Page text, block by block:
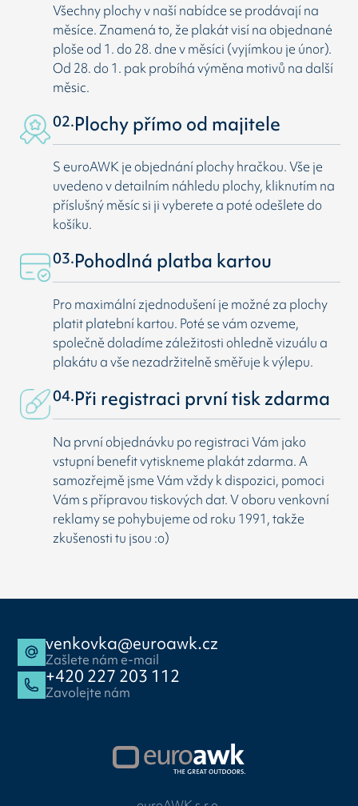
Všechny plochy v naší nabídce se prodávají na
měsíce. Znamená to, že plakát visí na objednané
ploše od 1. do 28. dne v měsíci (vyjímkou je únor).
Od 28. do 1. pak probíhá výměna motivů na další
měsic.
02.Plochy přímo od majitele
S euroAWK je objednání plochy hračkou. Vše je
uvedeno v detailním náhledu plochy, kliknutím na
příslušný měsíc si ji vyberete a poté odešlete do
košíku.
03.Pohodlná platba kartou
Pro maximální zjednodušení je možné za plochy
platit platební kartou. Poté se vám ozveme,
společně doladíme záležitosti ohledně vizuálu a
plakátu a vše nezadržitelně směřuje k výlepu.
04.Při registraci první tisk zdarma
Na první objednávku po registraci Vám jako
vstupní benefit vytiskneme plakát zdarma. A
samozřejmě jsme Vám vždy k dispozici, pomoci
Vám s přípravou tiskových dat. V oboru venkovní
reklamy se pohybujeme od roku 1991, takže
zkušenosti tu jsou :o)
venkovka@euroawk.cz
Zašlete nám e-mail
+420 227 203 112
Zavolejte nám